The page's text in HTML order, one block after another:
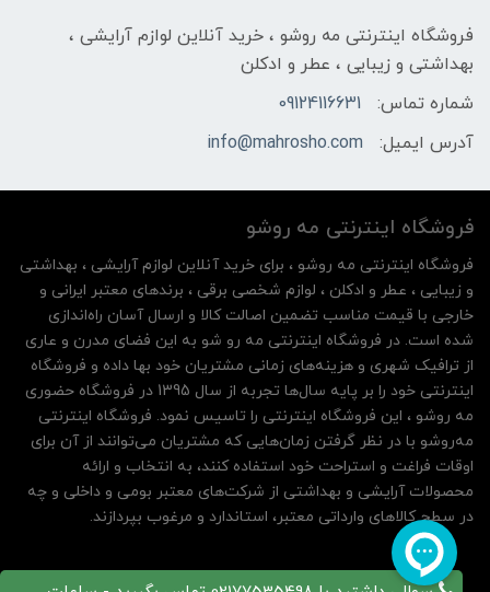
فروشگاه اینترنتی مه‌ رو‌شو ، خرید آنلاین لوازم آرایشی ،
بهداشتی و زیبایی ، عطر و ادکلن
شماره تماس:
09124116631
آدرس ایمیل:
info@mahrosho.com
فروشگاه اینترنتی مه‌ رو‌شو
فروشگاه اینترنتی مه‌ رو‌شو ، برای خرید آنلاین لوازم آرایشی ، بهداشتی
و زیبایی ، عطر و ادکلن ، لوازم شخصی برقی ، برندهای معتبر ایرانی و
خارجی با قیمت مناسب تضمین اصالت کالا و ارسال آسان راه‌اندازی
شده است. در فروشگاه اینترنتی مه رو شو به این فضای مدرن و عاری
از ترافیک شهری و هزینه‌های زمانی مشتریان خود بها داده و فروشگاه
اینترنتی خود را بر پایه سال‌ها تجربه از سال 1395 در فروشگاه حضوری
مه روشو ، این فروشگاه اینترنتی را تاسیس نمود. فروشگاه اینترنتی
مه‌رو‌شو با در نظر گرفتن زمان‌هایی که مشتریان می‌توانند از آن‌ برای
اوقات فراغت و استراحت خود استفاده کنند، به انتخاب و ارائه
محصولات آرایشی و بهداشتی از شرکت‌های معتبر بومی و داخلی و چه
در سطح کالاهای وارداتی معتبر، استاندارد و مرغوب بپردازند.